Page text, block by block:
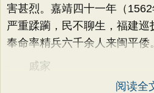
害甚烈。嘉靖四十一年（
严重蹂躏，民不聊生，福建
奉命率精兵六千余人来闽平倭。
戚家
阅读全